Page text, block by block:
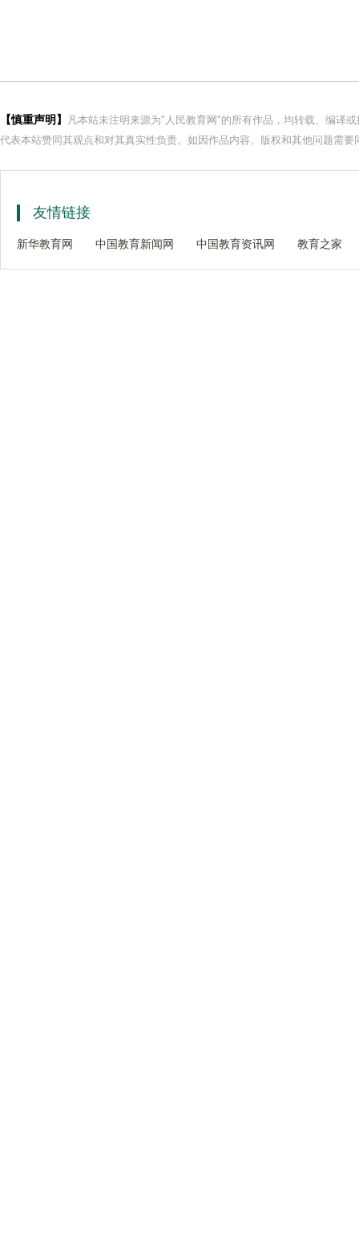
【慎重声明】
凡本站未注明来源为"人民教育网"的所有作品，均转载、编译
代表本站赞同其观点和对其真实性负责。如因作品内容、版权和其他问题需
友情链接
新华教育网 中国教育新闻网 中国教育资讯网 教育之家